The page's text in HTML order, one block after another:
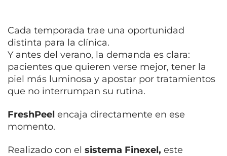
Cada temporada trae una oportunidad
distinta para la clínica.
Y antes del verano, la demanda es clara:
pacientes que quieren verse mejor, tener la
piel más luminosa y apostar por tratamientos
que no interrumpan su rutina.
FreshPeel encaja directamente en ese
momento.
Realizado con el sistema Finexel, este